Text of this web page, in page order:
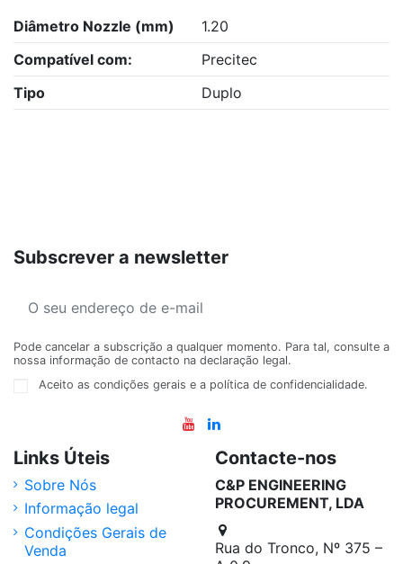
Diâmetro Nozzle (mm)
1.20
Compatível com:
Precitec
Tipo
Duplo
Subscrever a newsletter
Pode cancelar a subscrição a qualquer momento. Para tal, consulte a
nossa informação de contacto na declaração legal.
Aceito as condições gerais e a política de confidencialidade.
Links Úteis
Sobre Nós
Informação legal
Condições Gerais de
Venda
Contacte-nos
C&P ENGINEERING
PROCUREMENT, LDA
Rua do Tronco, Nº 375 –